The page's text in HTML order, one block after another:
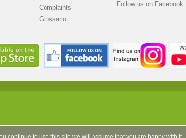
Complaints
Glossario
Follow us on Facebook
continue to use this site we will assume that you are happy with it.